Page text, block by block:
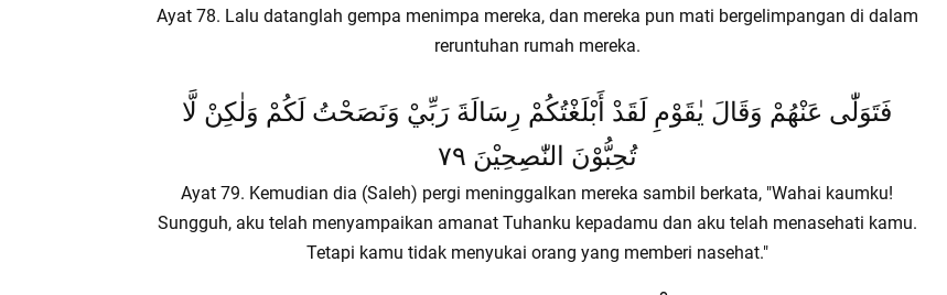
Ayat 78. Lalu datanglah gempa menimpa mereka, dan mereka pun mati bergelimpangan di dalam
reruntuhan rumah mereka.
فَتَوَلّٰى عَنْهُمْ وَقَالَ يٰقَوْمِ لَقَدْ أَبْلَغْتُكُمْ رِسَالَةَ رَبِّيْ وَنَصَحْتُ لَكُمْ وَلٰكِنْ لَّا
تُحِبُّوْنَ النّٰصِحِيْنَ ٧٩
Ayat 79. Kemudian dia (Saleh) pergi meninggalkan mereka sambil berkata, "Wahai kaumku!
Sungguh, aku telah menyampaikan amanat Tuhanku kepadamu dan aku telah menasehati kamu.
Tetapi kamu tidak menyukai orang yang memberi nasehat."